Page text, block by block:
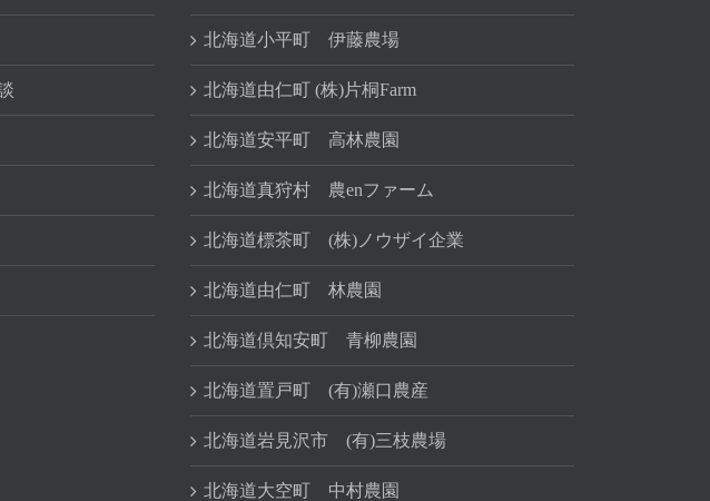
北海道小平町 伊藤農場
北海道由仁町 (株)片桐Farm
北海道安平町 高林農園
北海道真狩村 農enファーム
北海道標茶町 (株)ノウザイ企業
北海道由仁町 林農園
北海道倶知安町 青柳農園
北海道置戸町 (有)瀬口農産
北海道岩見沢市 (有)三枝農場
北海道大空町 中村農園